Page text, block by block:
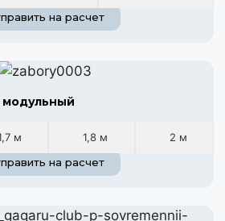
на расчет
м 1,8 м
2 м
на расчет